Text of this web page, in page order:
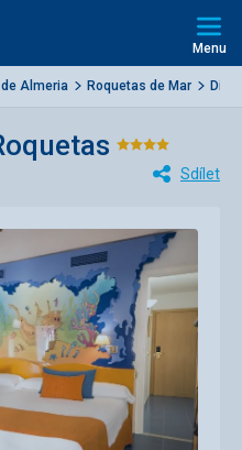
Menu
Almeria Roquetas de Mar
4/5
Sdílet